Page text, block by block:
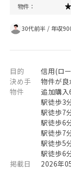
物件：
30代前半 / 年収
目的
信用(ロ
決め手
物件が良
物件
追加購入
駅徒歩3
駅徒歩7
駅徒歩6
駅徒歩7
駅徒歩5
駅徒歩6
掲載日
2026年